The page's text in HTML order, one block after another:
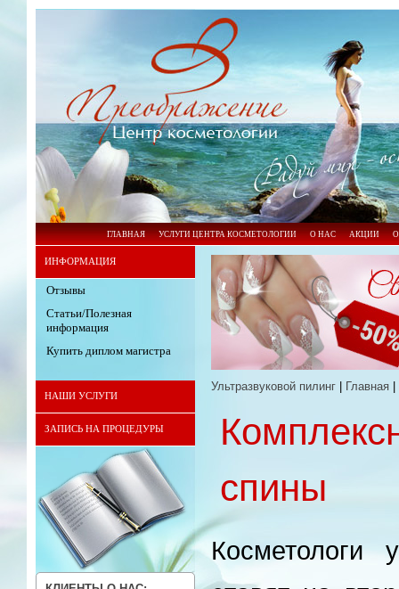
ГЛАВНАЯ УСЛУГИ ЦЕНТРА КОСМЕТОЛОГИИ О НАС АКЦИИ
ИНФОРМАЦИЯ
Отзывы
Статьи/Полезная
информация
Купить диплом магистра
НАШИ УСЛУГИ
ЗАПИСЬ НА ПРОЦЕДУРЫ
Ультразвуковой пилинг Главная
спины
Косметологи